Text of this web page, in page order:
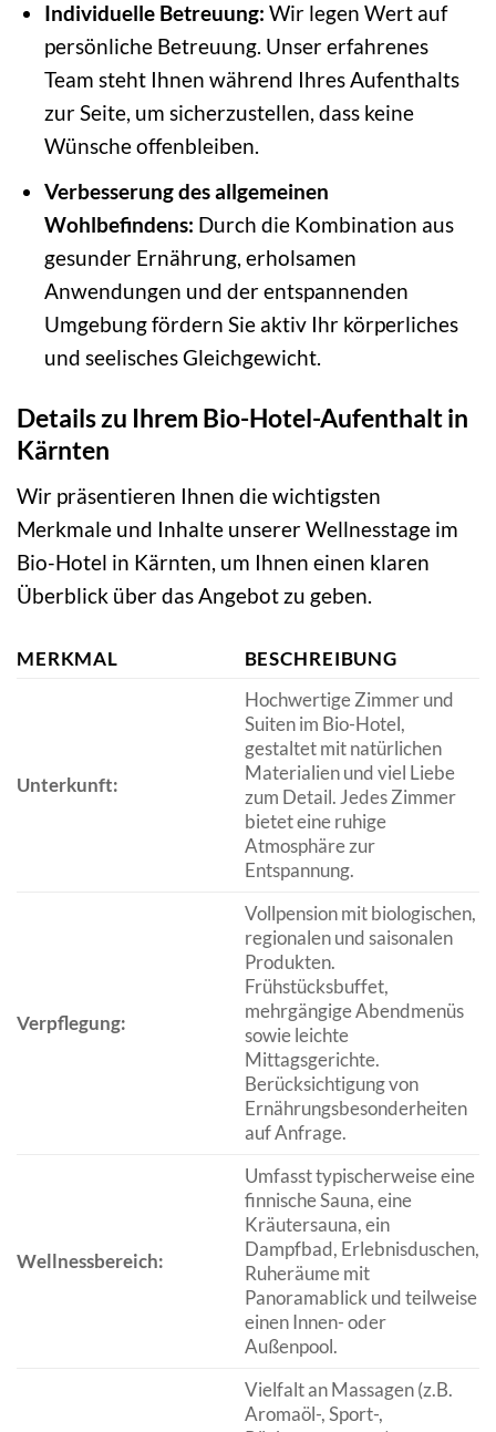
Individuelle Betreuung: Wir legen Wert auf
persönliche Betreuung. Unser erfahrenes
Team steht Ihnen während Ihres Aufenthalts
zur Seite, um sicherzustellen, dass keine
Wünsche offenbleiben.
Verbesserung des allgemeinen
Wohlbefindens: Durch die Kombination aus
gesunder Ernährung, erholsamen
Anwendungen und der entspannenden
Umgebung fördern Sie aktiv Ihr körperliches
und seelisches Gleichgewicht.
Details zu Ihrem Bio-Hotel-Aufenthalt in
Kärnten
Wir präsentieren Ihnen die wichtigsten
Merkmale und Inhalte unserer Wellnesstage im
Bio-Hotel in Kärnten, um Ihnen einen klaren
Überblick über das Angebot zu geben.
MERKMAL BESCHREIBUNG
Unterkunft:
Hochwertige Zimmer und
Suiten im Bio-Hotel,
gestaltet mit natürlichen
Materialien und viel Liebe
zum Detail. Jedes Zimmer
bietet eine ruhige
Atmosphäre zur
Entspannung.
Verpflegung:
Vollpension mit biologischen,
regionalen und saisonalen
Produkten.
Frühstücksbuffet,
mehrgängige Abendmenüs
sowie leichte
Mittagsgerichte.
Berücksichtigung von
Ernährungsbesonderheiten
auf Anfrage.
Wellnessbereich:
Umfasst typischerweise eine
finnische Sauna, eine
Kräutersauna, ein
Dampfbad, Erlebnisduschen,
Ruheräume mit
Panoramablick und teilweise
einen Innen- oder
Außenpool.
Vielfalt an Massagen (z.B.
Aromaöl-, Sport-,